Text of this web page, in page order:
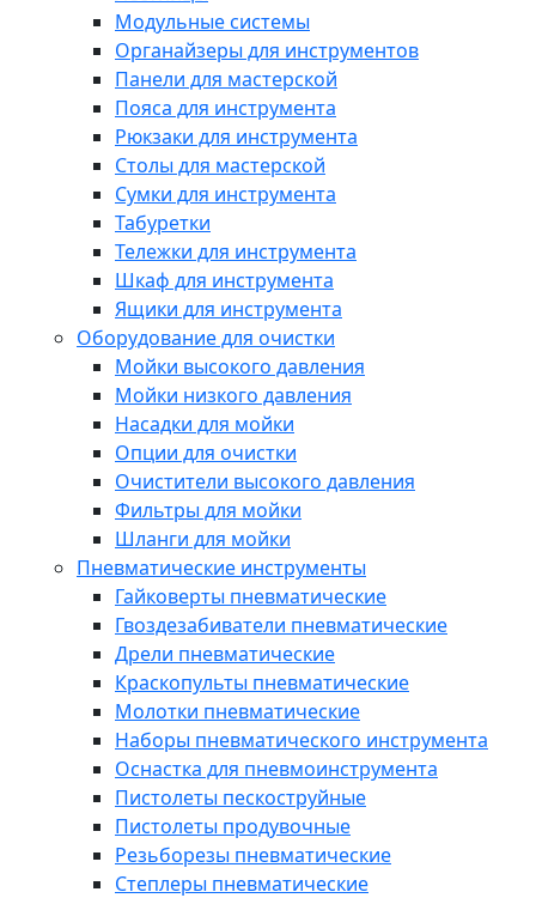
Модульные системы
Органайзеры для инструментов
Панели для мастерской
Пояса для инструмента
Рюкзаки для инструмента
Столы для мастерской
Сумки для инструмента
Табуретки
Тележки для инструмента
Шкаф для инструмента
Ящики для инструмента
Оборудование для очистки
Мойки высокого давления
Мойки низкого давления
Насадки для мойки
Опции для очистки
Очистители высокого давления
Фильтры для мойки
Шланги для мойки
Пневматические инструменты
Гайковерты пневматические
Гвоздезабиватели пневматические
Дрели пневматические
Краскопульты пневматические
Молотки пневматические
Наборы пневматического инструмента
Оснастка для пневмоинструмента
Пистолеты пескоструйные
Пистолеты продувочные
Резьборезы пневматические
Степлеры пневматические